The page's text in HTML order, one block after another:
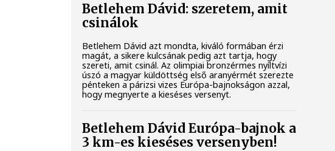
Betlehem Dávid: szeretem, amit
csinálok
Betlehem Dávid azt mondta, kiváló formában érzi
magát, a sikere kulcsának pedig azt tartja, hogy
szereti, amit csinál. Az olimpiai bronzérmes nyíltvízi
úszó a magyar küldöttség első aranyérmét szerezte
pénteken a párizsi vizes Európa-bajnokságon azzal,
hogy megnyerte a kieséses versenyt.
Betlehem Dávid Európa-bajnok a
3 km-es kieséses versenyben!